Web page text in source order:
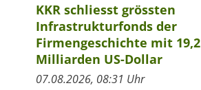
KKR schliesst grössten
Infrastrukturfonds der
Firmengeschichte mit 19,2
Milliarden US-Dollar
07.08.2026, 08:31 Uhr